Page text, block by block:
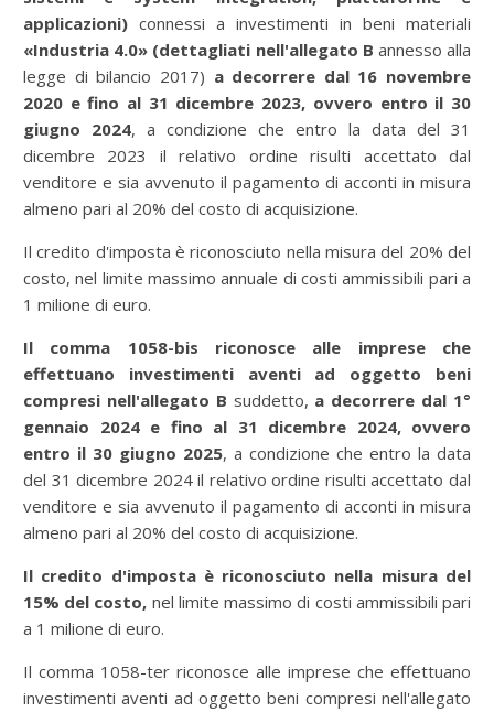
applicazioni) connessi a investimenti in beni materiali
«Industria 4.0» (dettagliati nell'allegato B annesso alla
legge di bilancio 2017) a decorrere dal 16 novembre
2020 e fino al 31 dicembre 2023, ovvero entro il 30
giugno 2024, a condizione che entro la data del 31
dicembre 2023 il relativo ordine risulti accettato dal
venditore e sia avvenuto il pagamento di acconti in misura
almeno pari al 20% del costo di acquisizione.
Il credito d'imposta è riconosciuto nella misura del 20% del
costo, nel limite massimo annuale di costi ammissibili pari a
1 milione di euro.
Il comma 1058-bis riconosce alle imprese che
effettuano investimenti aventi ad oggetto beni
compresi nell'allegato B suddetto, a decorrere dal 1°
gennaio 2024 e fino al 31 dicembre 2024, ovvero
entro il 30 giugno 2025, a condizione che entro la data
del 31 dicembre 2024 il relativo ordine risulti accettato dal
venditore e sia avvenuto il pagamento di acconti in misura
almeno pari al 20% del costo di acquisizione.
Il credito d'imposta è riconosciuto nella misura del
15% del costo, nel limite massimo di costi ammissibili pari
a 1 milione di euro.
Il comma 1058-ter riconosce alle imprese che effettuano
investimenti aventi ad oggetto beni compresi nell'allegato